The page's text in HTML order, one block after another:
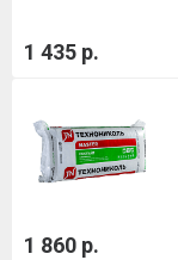
1 435 р.
1 860 р.